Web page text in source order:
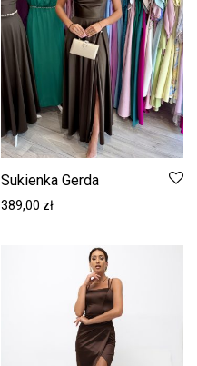
Sukienka Gerda
389,00 zł